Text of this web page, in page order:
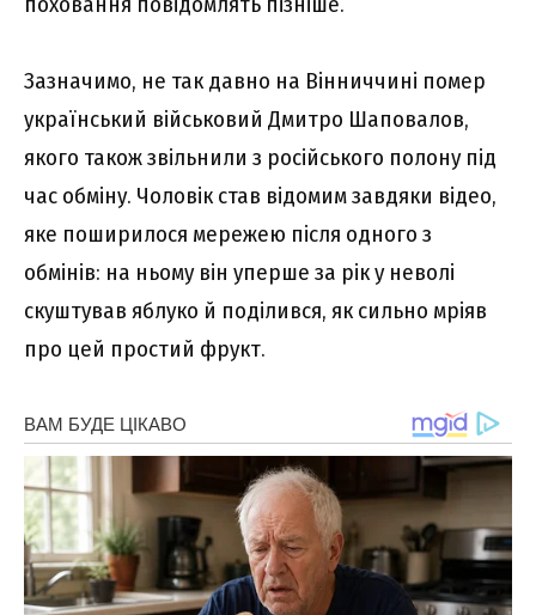
Зазначимо, не так давно на Вінниччині помер
український військовий Дмитро Шаповалов,
якого також звільнили з російського полону під
час обміну. Чоловік став відомим завдяки відео,
яке поширилося мережею після одного з
обмінів: на ньому він уперше за рік у неволі
скуштував яблуко й поділився, як сильно мріяв
про цей простий фрукт.